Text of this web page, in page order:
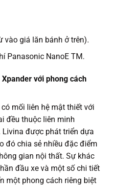
vào giá lăn bánh ở trên).
Panasonic NanoE TM.
Xpander với phong cách
mối liên hệ mật thiết với
đều thuộc liên minh
được phát triển dựa
đó chia sẻ nhiều đặc điểm
gian nội thất. Sự khác
đầu xe và một số chi tiết
một phong cách riêng biệt